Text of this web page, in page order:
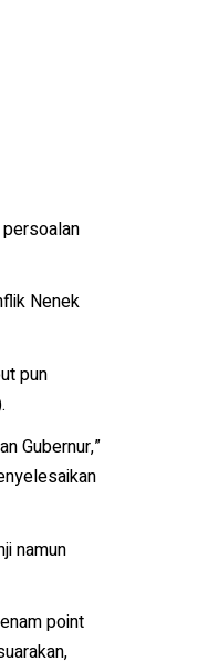
Nenek
pun
Gubernur,”
namun
point